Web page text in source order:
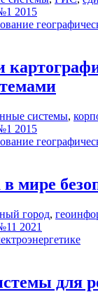
2015
системы,
2015
мире
город,
2021
для